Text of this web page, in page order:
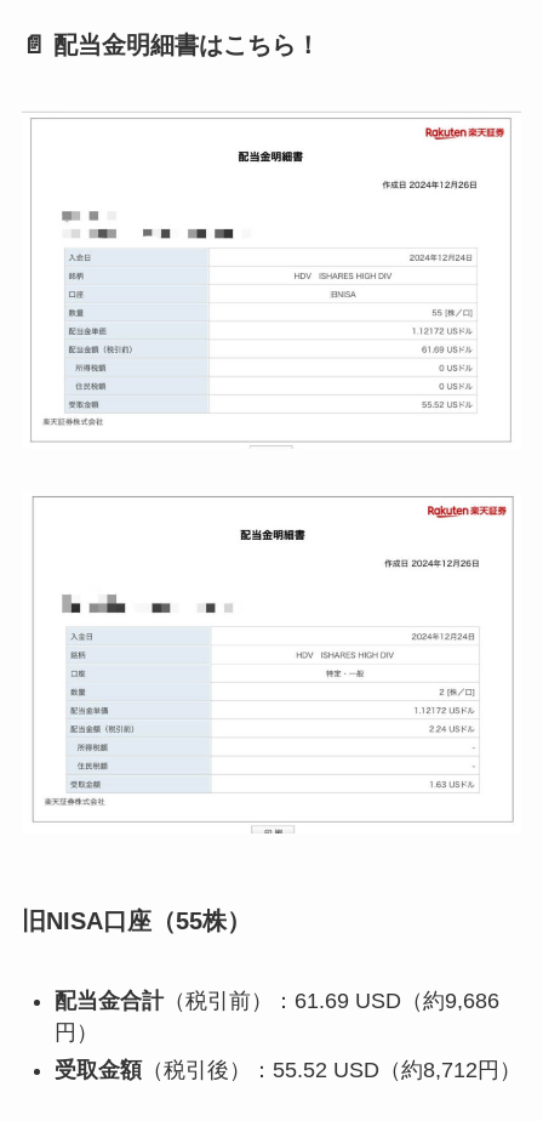
📄 配当金明細書はこちら！
旧NISA口座（55株）
配当金合計（税引前）：61.69 USD（約9,686
円）
受取金額（税引後）：55.52 USD（約8,712円）